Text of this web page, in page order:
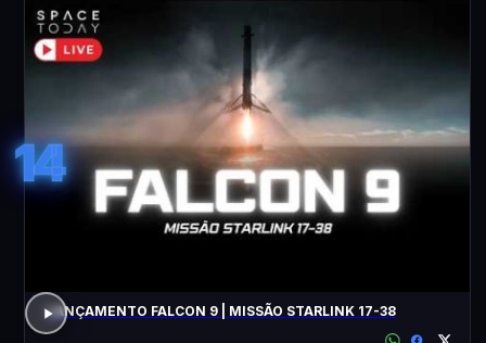
14
LANÇAMENTO FALCON 9 | MISSÃO STARLINK 17-38